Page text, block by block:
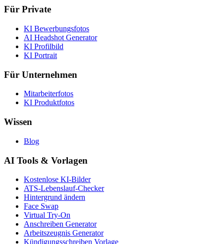
Für Private
KI Bewerbungsfotos
AI Headshot Generator
KI Profilbild
KI Portrait
Für Unternehmen
Mitarbeiterfotos
KI Produktfotos
Wissen
Blog
AI Tools & Vorlagen
Kostenlose KI-Bilder
ATS-Lebenslauf-Checker
Hintergrund ändern
Face Swap
Virtual Try-On
Anschreiben Generator
Arbeitszeugnis Generator
Kündigungsschreiben Vorlage